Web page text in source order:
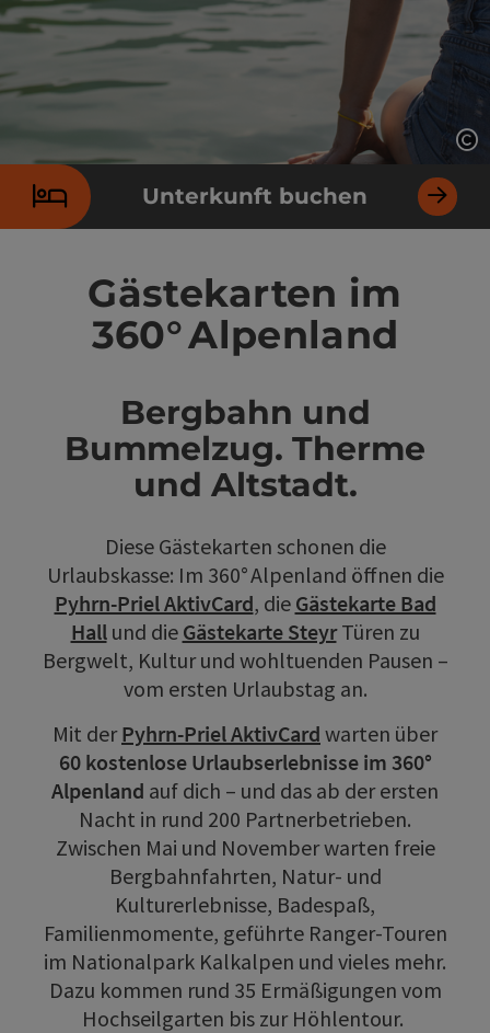
Unterkunft buchen
Gästekarten im
360° Alpenland
Bergbahn und
Bummelzug. Therme
und Altstadt.
Diese Gästekarten schonen die
Urlaubskasse: Im 360° Alpenland öffnen die
Pyhrn-Priel AktivCard, die Gästekarte Bad
Hallund die Gästekarte SteyrTüren zu
Bergwelt, Kultur und wohltuenden Pausen –
vom ersten Urlaubstag an.
Mit derPyhrn-Priel AktivCard warten über
60 kostenlose Urlaubserlebnisse im 360°
Alpenland auf dich – und das ab der ersten
Nacht in rund 200 Partnerbetrieben.
Zwischen Mai und November warten freie
Bergbahnfahrten, Natur- und
Kulturerlebnisse, Badespaß,
Familienmomente, geführte Ranger‑Touren
im Nationalpark Kalkalpen und vieles mehr.
Dazu kommen rund 35 Ermäßigungen vom
Hochseilgarten bis zur Höhlentour.